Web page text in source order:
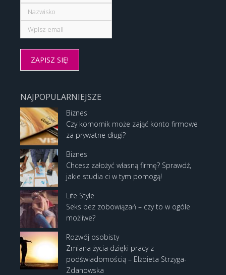
NAJPOPULARNIEJSZE
Biznes
Czy komornik może zająć konto firmowe
za prywatne długi?
Biznes
Chcesz założyć własną firmę? Sprawdź,
jakie studia ci w tym pomogą!
Life Style
Seks bez zobowiązań – czy to w ogóle
możliwe?
Rozwój osobisty
Zmiana życia dzięki pracy z
podświadomością – Elżbieta Strzyga-
Zdanowska